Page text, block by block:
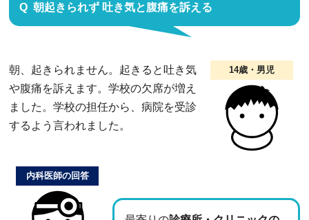
朝起きられず 吐き気と腹痛を訴える
14歳・男児
朝、起きられません。起きると吐き気
や腹痛を訴えます。学校の欠席が増え
ました。学校の担任から、病院を受診
するよう言われました。
内科医師の回答